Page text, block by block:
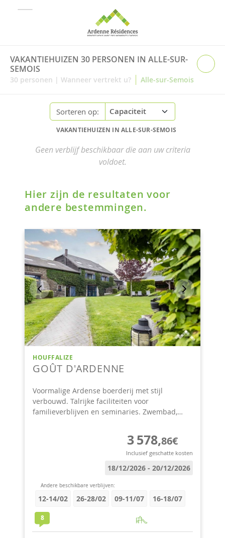
VAKANTIEHUIZEN 30 PERSONEN IN ALLE-SUR-
SEMOIS
30 personen | Wanneer vertrekt u? | Alle-sur-Semois
Sorteren op:
VAKANTIEHUIZEN IN ALLE-SUR-SEMOIS
Geen verblijf beschikbaar die aan uw criteria
voldoet.
Hier zijn de resultaten voor
andere bestemmingen.